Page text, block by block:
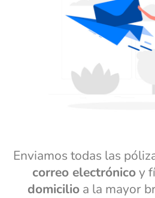
Enviamos todas las
correo electrónicoy
domicilio a la mayor